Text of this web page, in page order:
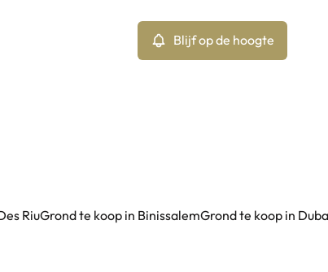
Blijf op de hoogte
RiuGrond te koop in BinissalemGrond te koop in